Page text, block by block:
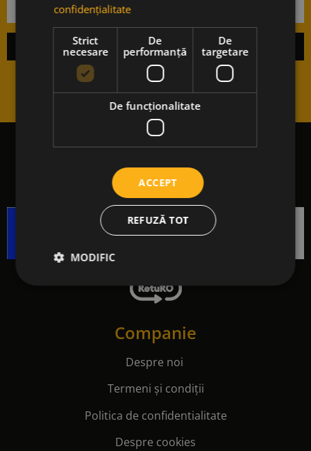
Companie
Despre noi
Termeni și condiții
Politica de confidentialitate
Despre cookies
confidențialitate
Strict
necesare
De
performanță
De
targetare
De funcţionalitate
ACCEPT
REFUZĂ TOT
MODIFIC